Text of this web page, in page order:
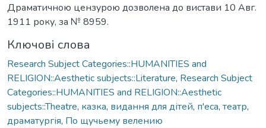
Драматичною цензурою дозволена до вистави 10 Авг.
1911 року, за № 8959.
Ключові слова
Research Subject Categories::HUMANITIES and
RELIGION::Aesthetic subjects::Literature, Research Subject
Categories::HUMANITIES and RELIGION::Aesthetic
subjects::Theatre, казка, видання для дітей, п'еса, театр,
драматургія, По щучьему велению